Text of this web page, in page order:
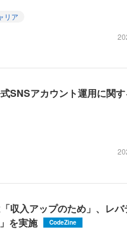
リア
SNSアカウント運用に関
収入アップのため」、レバ
を実施
CodeZine